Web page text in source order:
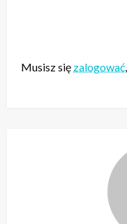
Musisz się zalogować